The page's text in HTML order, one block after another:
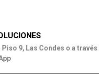
9, Las Condes o a través